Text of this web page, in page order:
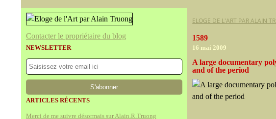
Contacter le propriétaire du blog
NEWSLETTER
ARTICLES RÉCENTS
Merci de me suivre désormais sur Alain.R.Truong
ELOGE DE L'ART PAR ALAIN
1589
16 mai 2009
A large documentary
and of the period